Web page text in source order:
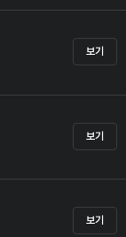
보기
보기
보기